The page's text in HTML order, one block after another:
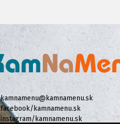
kamnamenu@kamnamenu.sk
facebook/kamnamenu.sk
instagram/kamnamenu.sk